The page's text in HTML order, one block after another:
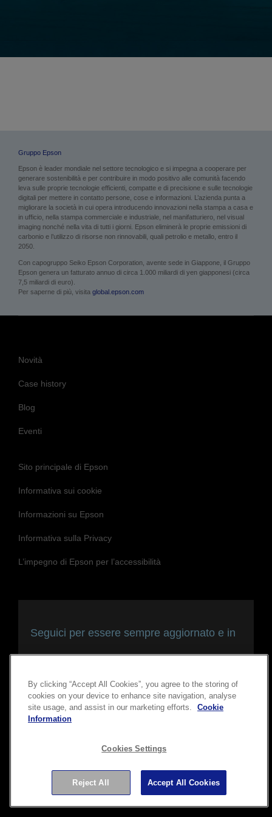
Gruppo Epson
Epson è leader mondiale nel settore tecnologico e si impegna a cooperare per
generare sostenibilità e per contribuire in modo positivo alle comunità facendo
leva sulle proprie tecnologie efficienti, compatte e di precisione e sulle tecnologie
digitali per mettere in contatto persone, cose e informazioni. L’azienda punta a
migliorare la società in cui opera introducendo innovazioni nella stampa a casa e
in ufficio, nella stampa commerciale e industriale, nel manifatturiero, nel visual
imaging nonché nella vita di tutti i giorni. Epson eliminerà le proprie emissioni di
carbonio e l’utilizzo di risorse non rinnovabili, quali petrolio e metallo, entro il
2050.
Con capogruppo Seiko Epson Corporation, avente sede in Giappone, il Gruppo
Epson genera un fatturato annuo di circa 1.000 miliardi di yen giapponesi (circa
7,5 miliardi di euro).
Per saperne di più, visita global.epson.com
Novità
Case history
Blog
Eventi
Sito principale di Epson
Informativa sui cookie
Informazioni su Epson
Informativa sulla Privacy
L’impegno di Epson per l’accessibilità
Seguici per essere sempre aggiornato e in
Copyright © 2026 Seiko Epson Corporation. Tutti i diritti
riservati.
By clicking “Accept All Cookies”, you agree to the storing of
cookies on your device to enhance site navigation, analyse
site usage, and assist in our marketing efforts.
Cookie
Information
Cookies Settings
Reject All Accept All Cookies